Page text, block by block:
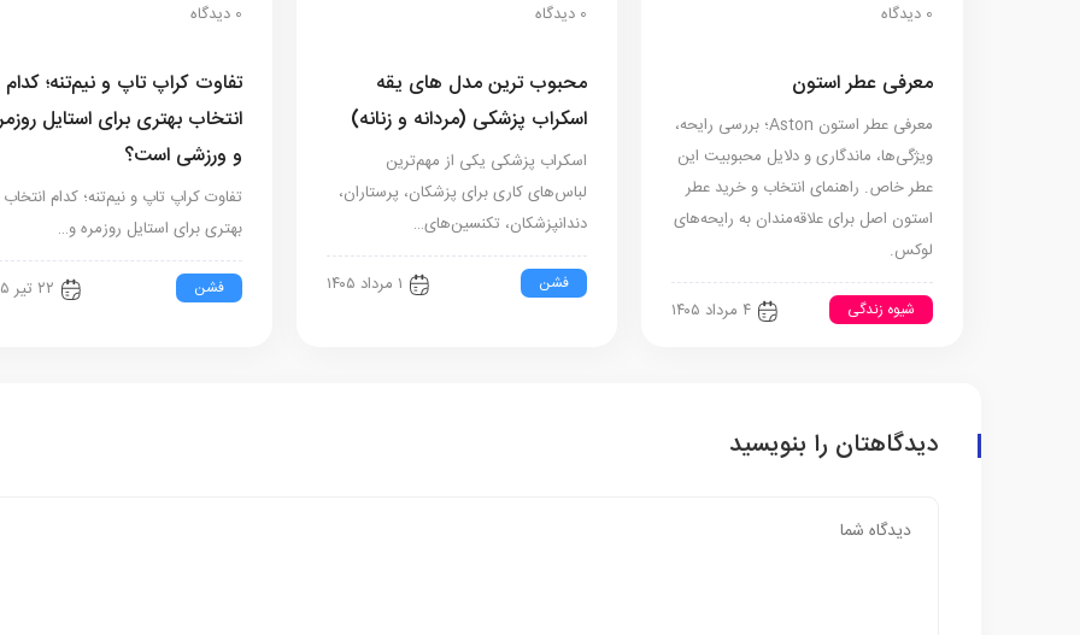
0 دیدگاه
معرفی عطر استون
معرفی عطر استون Aston؛ بررسی رایحه،
ویژگی‌ها، ماندگاری و دلایل محبوبیت این
عطر خاص. راهنمای انتخاب و خرید عطر
استون اصل برای علاقه‌مندان به رایحه‌های
لوکس.
شیوه زندگی ۴ مرداد ۱۴۰۵
0 دیدگاه
محبوب ترین مدل های یقه
اسکراب پزشکی (مردانه و زنانه)
اسکراب پزشکی یکی از مهم‌ترین
لباس‌های کاری برای پزشکان، پرستاران،
دندانپزشکان، تکنسین‌های…
فشن ۱ مرداد ۱۴۰۵
0 دیدگاه
تفاوت کراپ تاپ و نیم‌تنه؛ کدام
انتخاب بهتری برای استایل
و ورزشی است؟
تفاوت کراپ تاپ و نیم‌تنه؛ کدام انتخاب
بهتری برای استایل روزمره و…
فشن ۲۲ تیر ۱۴۰۵
دیدگاهتان را بنویسید